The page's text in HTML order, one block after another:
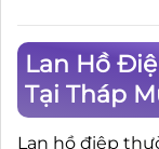
Lan Hồ
Tại Tháp
Lan hồ điệp